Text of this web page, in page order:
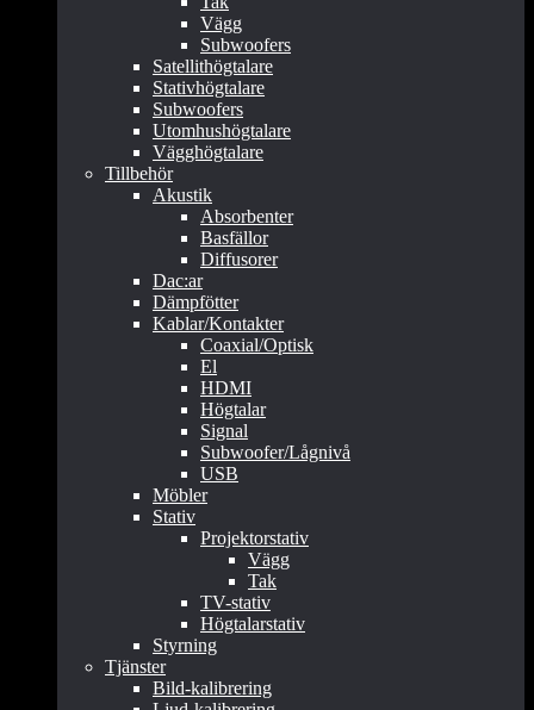
Vägg
Subwoofers
Satellithögtalare
Stativhögtalare
Subwoofers
Utomhushögtalare
Vägghögtalare
Tillbehör
Akustik
Absorbenter
Basfällor
Diffusorer
Dac:ar
Dämpfötter
Kablar/Kontakter
Coaxial/Optisk
El
HDMI
Högtalar
Signal
Subwoofer/Lågnivå
USB
Möbler
Stativ
Projektorstativ
Vägg
Tak
TV-stativ
Högtalarstativ
Styrning
Tjänster
Bild-kalibrering